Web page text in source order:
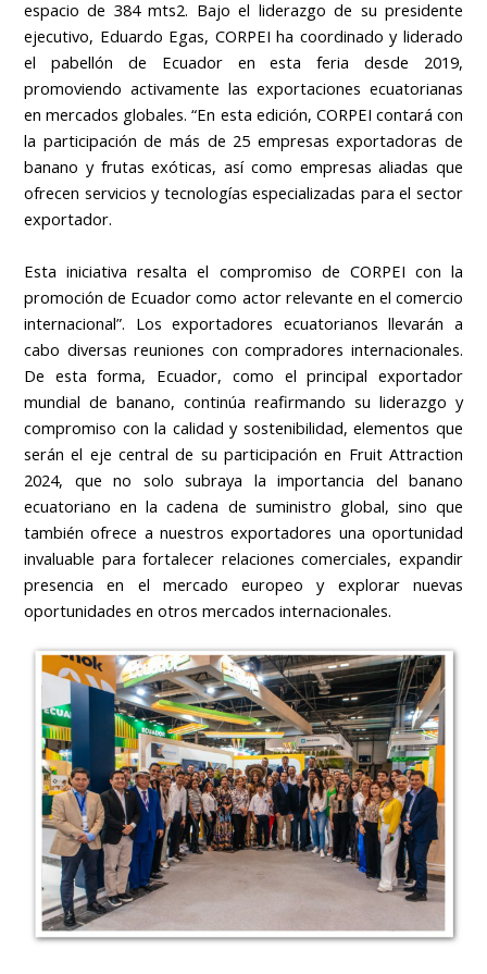
espacio de 384 mts2. Bajo el liderazgo de su presidente
ejecutivo, Eduardo Egas, CORPEI ha coordinado y liderado
el pabellón de Ecuador en esta feria desde 2019,
promoviendo activamente las exportaciones ecuatorianas
en mercados globales. “En esta edición, CORPEI contará con
la participación de más de 25 empresas exportadoras de
banano y frutas exóticas, así como empresas aliadas que
ofrecen servicios y tecnologías especializadas para el sector
exportador.
Esta iniciativa resalta el compromiso de CORPEI con la
promoción de Ecuador como actor relevante en el comercio
internacional”. Los exportadores ecuatorianos llevarán a
cabo diversas reuniones con compradores internacionales.
De esta forma, Ecuador, como el principal exportador
mundial de banano, continúa reafirmando su liderazgo y
compromiso con la calidad y sostenibilidad, elementos que
serán el eje central de su participación en Fruit Attraction
2024, que no solo subraya la importancia del banano
ecuatoriano en la cadena de suministro global, sino que
también ofrece a nuestros exportadores una oportunidad
invaluable para fortalecer relaciones comerciales, expandir
presencia en el mercado europeo y explorar nuevas
oportunidades en otros mercados internacionales.